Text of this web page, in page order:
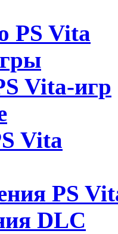
PS Vita
Vita-игр
Vita
PS
DLC